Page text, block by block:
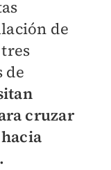
de
de
cruzar